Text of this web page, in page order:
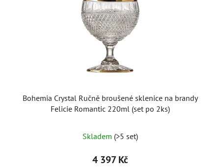
Bohemia Crystal Ručně broušené sklenice na brandy
Felicie Romantic 220ml (set po 2ks)
hodnocení
produktu
Skladem (>5 set)
4 397 Kč